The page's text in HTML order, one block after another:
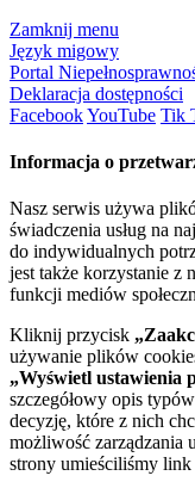
Zamknij menu
Język migowy
Portal
Deklaracja dostępności
FacebookYouTube Tik
Informacja o
Nasz serwis używa
świadczenia usług na
do indywidualnych
jest także korzystanie z
funkcji mediów
Kliknij przycisk
używanie plików
„Wyświetl ustawienia
szczegółowy opis
decyzję, które z nich
możliwość zarządzania
strony umieściliśmy link